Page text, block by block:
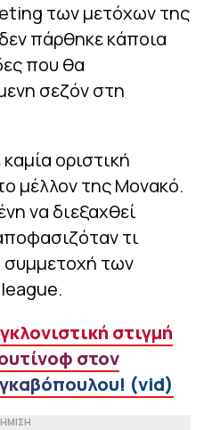
των μετόχων της
πάρθηκε κάποια
που θα
σεζόν στη
οριστική
μέλλον της Μονακό.
να διεξαχθεί
τι
συμμετοχή των
στιγμή
στον
(vid)